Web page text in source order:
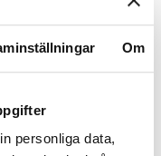
Om
personliga data,